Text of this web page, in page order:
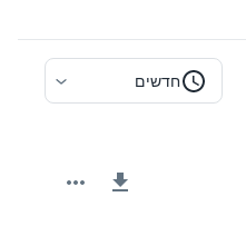
חדשים